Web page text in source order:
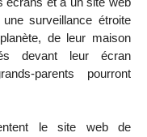
surveillance étroite
de leur maison
devant leur écran
parents pourront
le site web de